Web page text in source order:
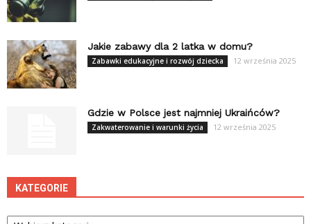
Jakie zabawy dla 2 latka w domu?
Zabawki edukacyjne i rozwój dziecka 12 września 2025
Gdzie w Polsce jest najmniej Ukraińców?
Zakwaterowanie i warunki życia 12 września 2025
KATEGORIE
Kategorie